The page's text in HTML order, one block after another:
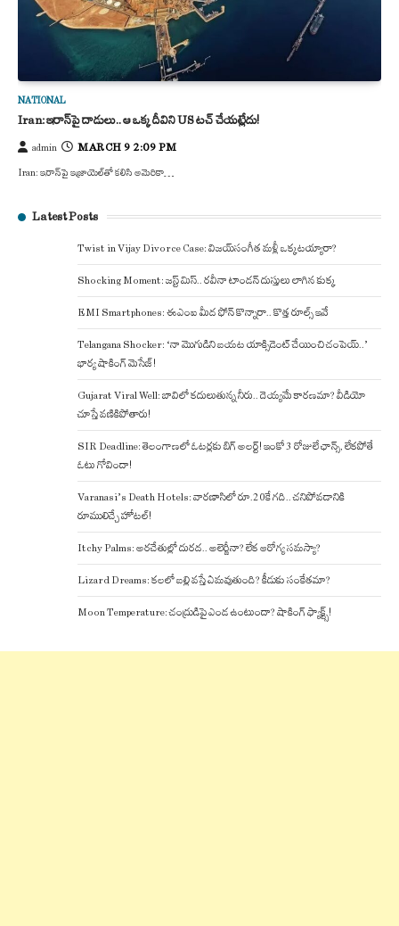
NATIONAL
Iran: ఇరాన్‌పై దాడులు.. ఆ ఒక్క దీవిని US టచ్ చేయట్లేదు!
admin MARCH 9 2:09 PM
Iran: ఇరాన్‌పై ఇజ్రాయెల్‌తో కలిసి అమెరికా…
Latest Posts
Twist in Vijay Divorce Case: విజయ్-సంగీత మళ్లీ ఒక్కటయ్యారా?
Shocking Moment: జస్ట్ మిస్.. రవీనా టాండన్ దుస్తులు లాగిన కుక్క
EMI Smartphones: ఈఎంఐ మీద ఫోన్ కొన్నారా.. కొత్త రూల్స్ ఇవే
Telangana Shocker: ‘నా మొగుడిని బయట యాక్సిడెంట్ చేయించి చంపెయ్..’
భార్య షాకింగ్ మెసేజ్!
Gujarat Viral Well: బావిలో కదులుతున్న నీరు.. దెయ్యమే కారణమా? వీడియో
చూస్తే వణికిపోతారు!
SIR Deadline: తెలంగాణలో ఓటర్లకు బిగ్ అలర్ట్! ఇంకో 3 రోజులే ఛాన్స్, లేకపోతే
ఓటు గోవిందా!
Varanasi’s Death Hotels: వారణాసిలో రూ.20కే గది.. చనిపోవడానికి
రూములిచ్చే హోటల్!
Itchy Palms: అరచేతుల్లో దురద.. అలెర్జీనా? లేక ఆరోగ్య సమస్యా?
Lizard Dreams: కలలో బల్లి వస్తే ఏమవుతుంది? కీడుకు సంకేతమా?
Moon Temperature: చంద్రుడిపై ఎండ ఉంటుందా? షాకింగ్ ఫ్యాక్ట్స్!